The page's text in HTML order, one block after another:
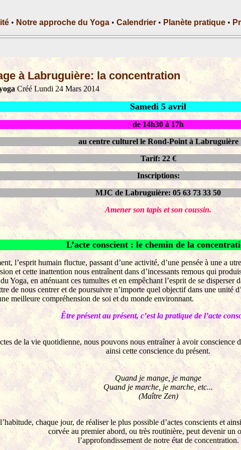
• Notre approche du Yoga • Calendrier • Planète pratique •
à Labruguière: la concentration
Créé Lundi 24 Mars 2014
Samedi 5 avril
de 14h30 à 17h
au centre culturel le Rond-Point à Labruguière
Tarif: 22 €
Inscriptions:
MJC de Labruguière: 05 63 73 33 50
Amener son tapis et son coussin.
L’acte conscient : le chemin de la
l’esprit humain fluctue, passant d’une activité, d’une pensée à une a
et cette inattention nous entraînent dans d’incessants remous qui
Yoga, en atténuant ces tumultes et en empêchant l’esprit de se disperser
de nous centrer et de poursuivre n’importe quel objectif dans une unité
meilleure compréhension de soi et du monde environnant.
Êtreprésent au présent, c’est la pratique de l’acte
de la vie quotidienne, nous pouvons nous entraîner à avoir conscience
ainsi cette conscience du présent.
Quand je mange, je mange
Quand je marche, je marche, etc...
(Maître Zen)
chaque jour, de réaliser le plus possible d’actes conscients et
corvée au premier abord, ou très routinière, peut devenir un
l’approfondissement de notre état de concentration.